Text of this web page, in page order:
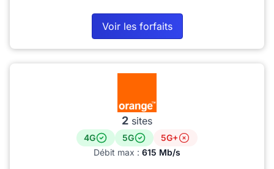
Voir les forfaits
2 sites
4G 5G
5G+
Débit max : 615 Mb/s